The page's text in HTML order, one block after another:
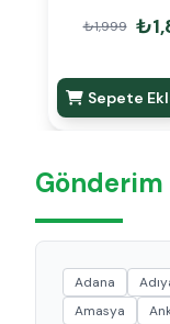
Crimson
Çiçeği
₺1,999
Sepete
Gönderim
Adana
Amasya